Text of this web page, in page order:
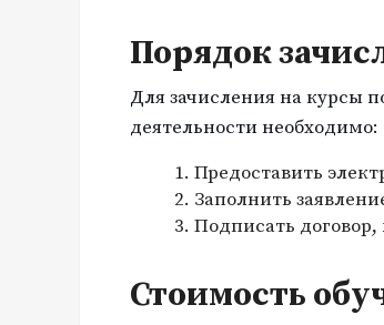
Порядок
Для зачисления на курсы
деятельности необходимо:
Предоставить
Заполнить
Подписать
Стоимость